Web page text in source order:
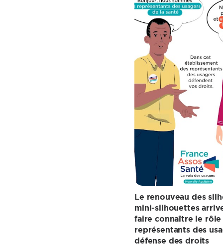
Le renouveau des
mini-silhouettes
faire connaître le rôle
représentants des
défense des droits